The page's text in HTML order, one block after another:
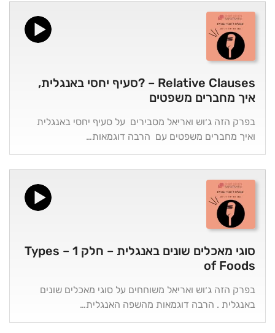
Relative Clauses – ?סעיף יחסי באנגלית,
איך מחברים משפטים
בפרק הזה ג׳וש ואריאל מסבירים על סעיף יחסי באנגלית
ואיך מחברים משפטים עם הרבה דוגמאות…
סוגי מאכלים שונים באנגלית – חלק 1 – Types
of Foods
בפרק הזה ג׳וש ואריאל משוחחים על סוגי מאכלים שונים
באנגלית . הרבה דוגמאות מהשפה האנגלית…